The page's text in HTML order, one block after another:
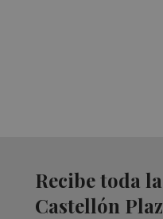
Recibe toda
Castellón